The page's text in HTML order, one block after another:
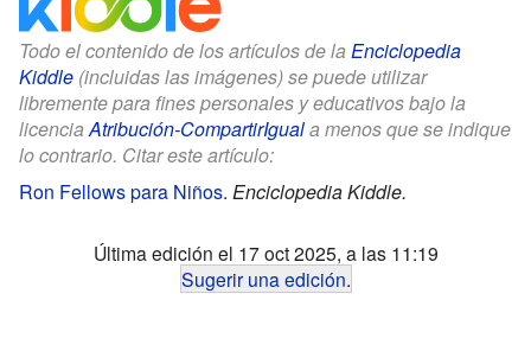
Todo el contenido de los artículos de la Enciclopedia
Kiddle (incluidas las imágenes) se puede utilizar
libremente para fines personales y educativos bajo la
licenciaAtribución-CompartirIguala menos que se indique
lo contrario. Citar este artículo:
Ron Fellows para Niños. Enciclopedia Kiddle.
Última edición el 17 oct 2025, a las 11:19
Sugerir una edición.